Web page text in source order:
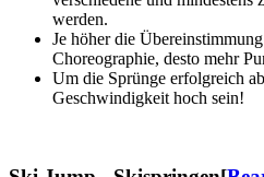
werden.
Je höher die
Choreographie, desto mehr
Um die Sprünge erfolgreich
Geschwindigkeit hoch sein!